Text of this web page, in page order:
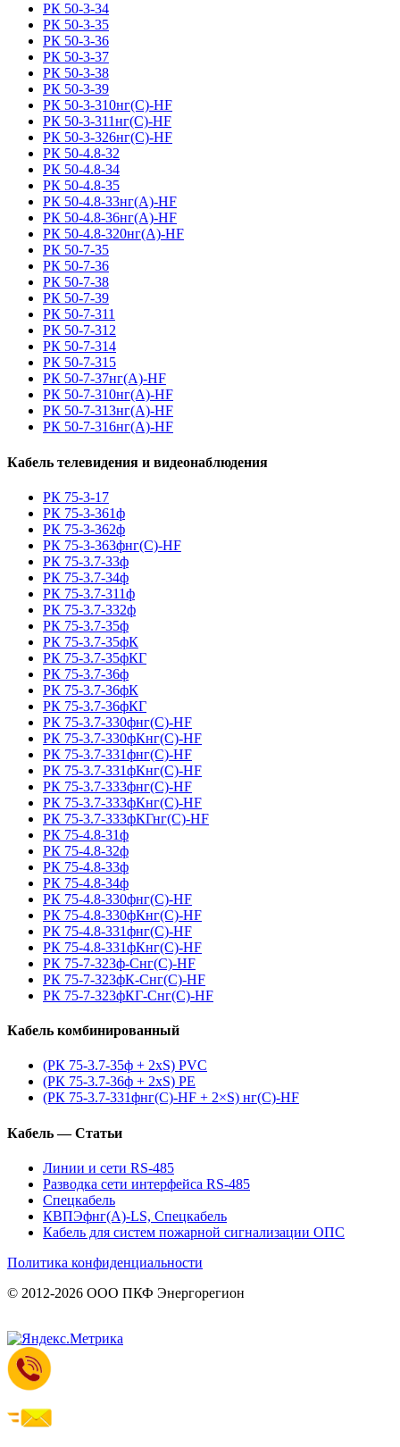
РК 50-3-34
РК 50-3-35
РК 50-3-36
РК 50-3-37
РК 50-3-38
РК 50-3-39
РК 50-3-310нг(С)-HF
РК 50-3-311нг(С)-HF
РК 50-3-326нг(С)-HF
РК 50-4.8-32
РК 50-4.8-34
РК 50-4.8-35
РК 50-4.8-33нг(A)-HF
РК 50-4.8-36нг(A)-HF
РК 50-4.8-320нг(A)-HF
РК 50-7-35
РК 50-7-36
РК 50-7-38
РК 50-7-39
РК 50-7-311
РК 50-7-312
РК 50-7-314
РК 50-7-315
РК 50-7-37нг(A)-HF
РК 50-7-310нг(A)-HF
РК 50-7-313нг(A)-HF
РК 50-7-316нг(A)-HF
Кабель телевидения и видеонаблюдения
РК 75-3-17
РК 75-3-361ф
РК 75-3-362ф
РК 75-3-363фнг(С)-HF
РК 75-3.7-33ф
РК 75-3.7-34ф
РК 75-3.7-311ф
РК 75-3.7-332ф
РК 75-3.7-35ф
РК 75-3.7-35фК
РК 75-3.7-35фКГ
РК 75-3.7-36ф
РК 75-3.7-36фК
РК 75-3.7-36фКГ
РК 75-3.7-330фнг(С)-HF
РК 75-3.7-330фКнг(С)-HF
РК 75-3.7-331фнг(С)-HF
РК 75-3.7-331фКнг(С)-HF
РК 75-3.7-333фнг(С)-HF
РК 75-3.7-333фКнг(С)-HF
РК 75-3.7-333фКГнг(С)-HF
РК 75-4.8-31ф
РК 75-4.8-32ф
РК 75-4.8-33ф
РК 75-4.8-34ф
РК 75-4.8-330фнг(С)-HF
РК 75-4.8-330фКнг(С)-HF
РК 75-4.8-331фнг(С)-HF
РК 75-4.8-331фКнг(С)-HF
РК 75-7-323ф-Снг(С)-HF
РК 75-7-323фК-Снг(С)-HF
РК 75-7-323фКГ-Снг(С)-HF
Кабель комбинированный
(РК 75-3.7-35ф + 2xS) PVC
(РК 75-3.7-36ф + 2xS) PE
(РК 75-3.7-331фнг(С)-HF + 2×S) нг(С)-HF
Кабель — Статьи
Линии и сети RS-485
Разводка сети интерфейса RS-485
Спецкабель
КВПЭфнг(А)-LS, Спецкабель
Кабель для систем пожарной сигнализации ОПС
Политика конфиденциальности
© 2012-2026 ООО ПКФ Энергорегион